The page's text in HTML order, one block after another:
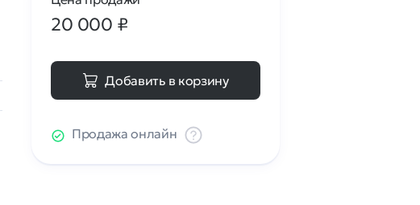
20 000 ₽
Добавить в корзину
Продажа онлайн